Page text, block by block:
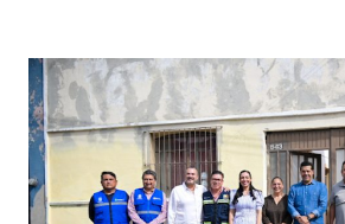
conoces ni la mitad de lo que deberías
quienes ya han tenido relaciones
o expertas en el tema. Siempre hay
aprender y nuevas experiencias que
chica y aún no has tenido relaciones